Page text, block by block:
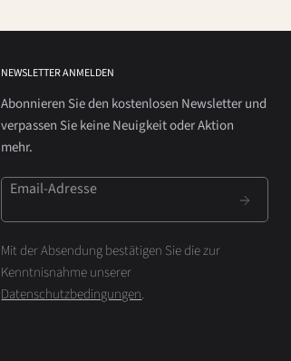
NEWSLETTER ANMELDEN
Abonnieren Sie den kostenlosen Newsletter und
verpassen Sie keine Neuigkeit oder Aktion
mehr.
Email-Adresse
Mit der Absendung bestätigen Sie die zur
Kenntnisnahme unserer
Datenschutzbedingungen.